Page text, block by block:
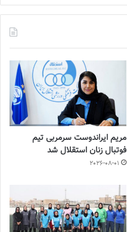
مریم ایراندوست سرمربی تیم
فوتبال زنان استقلال شد
2026-08-01